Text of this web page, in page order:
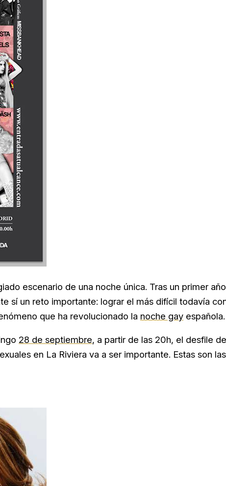
escenario de una noche única. Tras un primer año
sí un reto importante: lograr el más difícil todavía
que ha revolucionado la noche gay española.
28 de septiembre, a partir de las 20h, el desfile de
en La Riviera va a ser importante. Estas son las